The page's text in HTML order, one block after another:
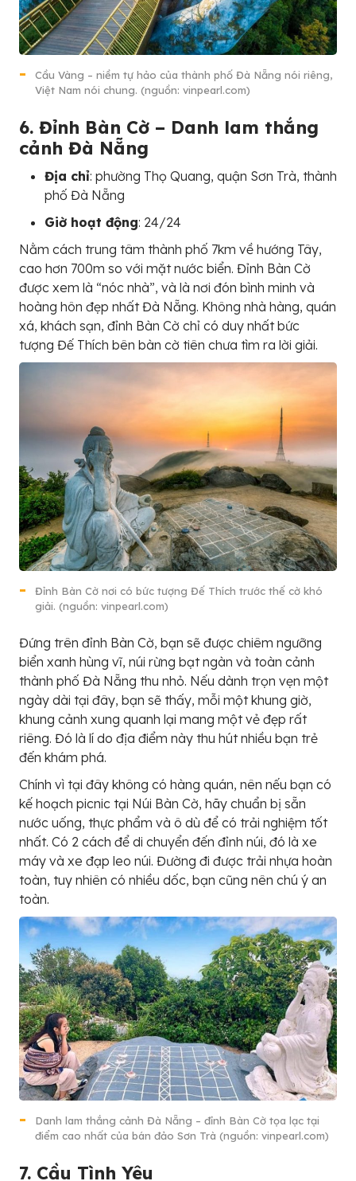
Cầu Vàng – niềm tự hảo của thành phố Đà Nẵng nói riêng,
Việt Nam nói chung. (nguồn: vinpearl.com)
6. Đỉnh Bàn Cờ – Danh lam thắng
cảnh Đà Nẵng
Địa chỉ: phường Thọ Quang, quận Sơn Trà, thành
phố Đà Nẵng
Giờ hoạt động: 24/24
Nằm cách trung tâm thành phố 7km về hướng Tây,
cao hơn 700m so với mặt nước biển. Đỉnh Bàn Cờ
được xem là “nóc nhà”, và là nơi đón bình minh và
hoàng hôn đẹp nhất Đà Nẵng. Không nhà hàng, quán
xá, khách sạn, đỉnh Bàn Cờ chỉ có duy nhất bức
tượng Đế Thích bên bàn cờ tiên chưa tìm ra lời giải.
Đỉnh Bàn Cờ nơi có bức tượng Đế Thích trước thế cờ khó
giải. (nguồn: vinpearl.com)
Đứng trên đỉnh Bàn Cờ, bạn sẽ được chiêm ngưỡng
biển xanh hùng vĩ, núi rừng bạt ngàn và toàn cảnh
thành phố Đà Nẵng thu nhỏ. Nếu dành trọn vẹn một
ngày dài tại đây, bạn sẽ thấy, mỗi một khung giờ,
khung cảnh xung quanh lại mang một vẻ đẹp rất
riêng. Đó là lí do địa điểm này thu hút nhiều bạn trẻ
đến khám phá.
Chính vì tại đây không có hàng quán, nên nếu bạn có
kế hoạch picnic tại Núi Bàn Cờ, hãy chuẩn bị sẵn
nước uống, thực phẩm và ô dù để có trải nghiệm tốt
nhất. Có 2 cách để di chuyển đến đỉnh núi, đó là xe
máy và xe đạp leo núi. Đường đi được trải nhựa hoàn
toàn, tuy nhiên có nhiều dốc, bạn cũng nên chú ý an
toàn.
Danh lam thắng cảnh Đà Nẵng – đỉnh Bàn Cờ tọa lạc tại
điểm cao nhất của bán đảo Sơn Trà (nguồn: vinpearl.com)
7. Cầu Tình Yêu